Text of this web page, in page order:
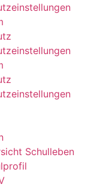
Schulleben